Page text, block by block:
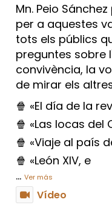
Mn. Peio
per a aquestes
tots els públics
preguntes sobre
convivència, la
de mirar els
🍿 «El día de la
🍿 «Las locas del
🍿 «Viaje al país
🍿 «León XIV, e
... Ver más
Vídeo